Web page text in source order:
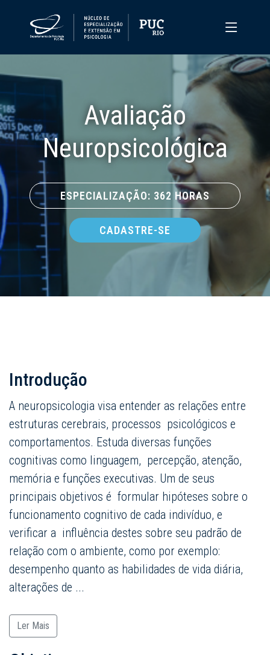
Avaliação
Neuropsicológica
ESPECIALIZAÇÃO: 362 HORAS
CADASTRE-SE
Introdução
A neuropsicologia visa entender as relações entre
estruturas cerebrais, processos psicológicos e
comportamentos. Estuda diversas funções
cognitivas como linguagem, percepção, atenção,
memória e funções executivas. Um de seus
principais objetivos é formular hipóteses sobre o
funcionamento cognitivo de cada indivíduo, e
verificar a influência destes sobre seu padrão de
relação com o ambiente, como por exemplo:
desempenho quanto as habilidades de vida diária,
alterações de ...
Ler Mais